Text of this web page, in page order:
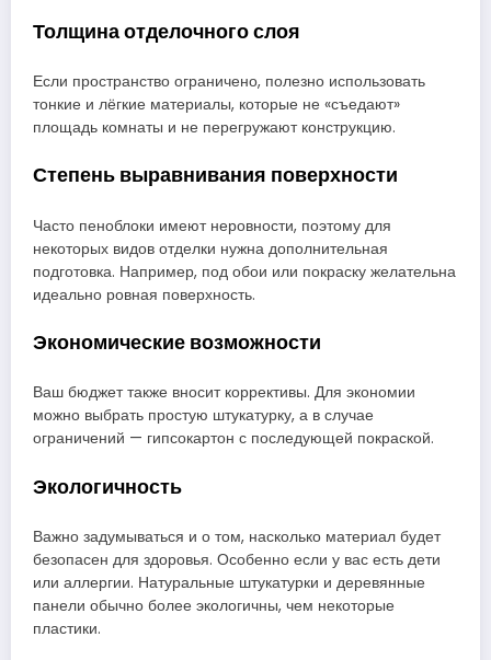
Толщина отделочного слоя
Если пространство ограничено, полезно использовать
тонкие и лёгкие материалы, которые не «съедают»
площадь комнаты и не перегружают конструкцию.
Степень выравнивания поверхности
Часто пеноблоки имеют неровности, поэтому для
некоторых видов отделки нужна дополнительная
подготовка. Например, под обои или покраску желательна
идеально ровная поверхность.
Экономические возможности
Ваш бюджет также вносит коррективы. Для экономии
можно выбрать простую штукатурку, а в случае
ограничений — гипсокартон с последующей покраской.
Экологичность
Важно задумываться и о том, насколько материал будет
безопасен для здоровья. Особенно если у вас есть дети
или аллергии. Натуральные штукатурки и деревянные
панели обычно более экологичны, чем некоторые
пластики.